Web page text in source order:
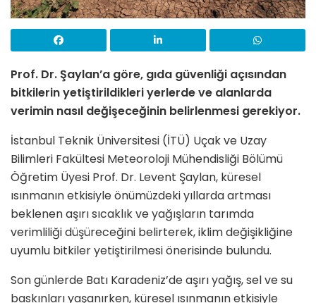
Prof. Dr. Şaylan’a göre, gıda güvenliği açısından
bitkilerin yetiştirildikleri yerlerde ve alanlarda
verimin nasıl değişeceğinin belirlenmesi gerekiyor.
İstanbul Teknik Üniversitesi (İTÜ) Uçak ve Uzay
Bilimleri Fakültesi Meteoroloji Mühendisliği Bölümü
Öğretim Üyesi Prof. Dr. Levent Şaylan, küresel
ısınmanın etkisiyle önümüzdeki yıllarda artması
beklenen aşırı sıcaklık ve yağışların tarımda
verimliliği düşüreceğini belirterek, iklim değişikliğine
uyumlu bitkiler yetiştirilmesi önerisinde bulundu.
Son günlerde Batı Karadeniz’de aşırı yağış, sel ve su
baskınları yaşanırken, küresel ısınmanın etkisiyle